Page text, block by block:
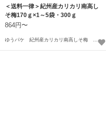
＜送料一律＞紀州産カリカリ南高し
そ梅170ｇ×1～5袋・300ｇ
864円〜